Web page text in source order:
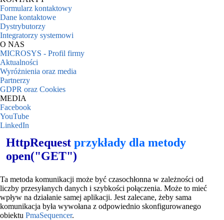
Formularz kontaktowy
Dane kontaktowe
Dystrybutorzy
Integratorzy systemowi
O NAS
MICROSYS - Profil firmy
Aktualności
Wyróżnienia oraz media
Partnerzy
GDPR oraz Cookies
MEDIA
Facebook
YouTube
LinkedIn
HttpRequest przykłady dla metody
open("GET")
Ta metoda komunikacji może być czasochłonna w zależności od
liczby przesyłanych danych i szybkości połączenia. Może to mieć
wpływ na działanie samej aplikacji. Jest zalecane, żeby sama
komunikacja była wywołana z odpowiednio skonfigurowanego
obiektu PmaSequencer.